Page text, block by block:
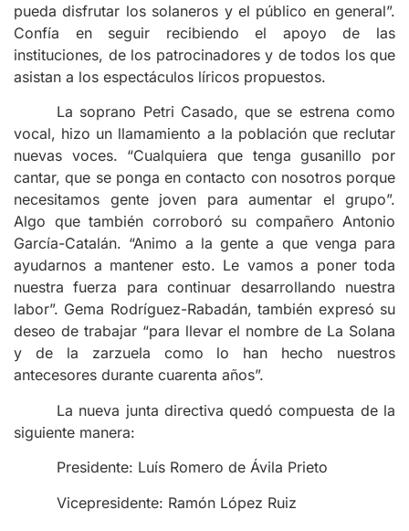
pueda disfrutar los solaneros y el público en general”.
Confía en seguir recibiendo el apoyo de las
instituciones, de los patrocinadores y de todos los que
asistan a los espectáculos líricos propuestos.
La soprano Petri Casado, que se estrena como
vocal, hizo un llamamiento a la población que reclutar
nuevas voces. “Cualquiera que tenga gusanillo por
cantar, que se ponga en contacto con nosotros porque
necesitamos gente joven para aumentar el grupo”.
Algo que también corroboró su compañero Antonio
García-Catalán. “Animo a la gente a que venga para
ayudarnos a mantener esto. Le vamos a poner toda
nuestra fuerza para continuar desarrollando nuestra
labor”. Gema Rodríguez-Rabadán, también expresó su
deseo de trabajar “para llevar el nombre de La Solana
y de la zarzuela como lo han hecho nuestros
antecesores durante cuarenta años”.
La nueva junta directiva quedó compuesta de la
siguiente manera:
Presidente: Luís Romero de Ávila Prieto
Vicepresidente: Ramón López Ruiz